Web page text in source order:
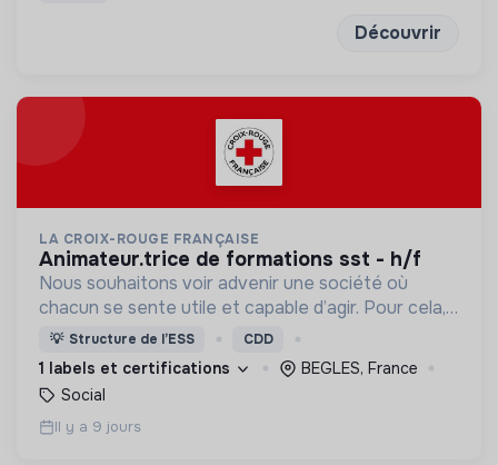
Découvrir
LA CROIX-ROUGE FRANÇAISE
animateur.trice de formations sst - h/f
Nous souhaitons voir advenir une société où
chacun se sente utile et capable d’agir. Pour cela,
nous proposons des moyens et des lieux
d’engagement innovants et adaptés à tous.
💡 Structure de l’ESS CDD
1 labels et certifications
BEGLES, France
Social
Il y a 9 jours